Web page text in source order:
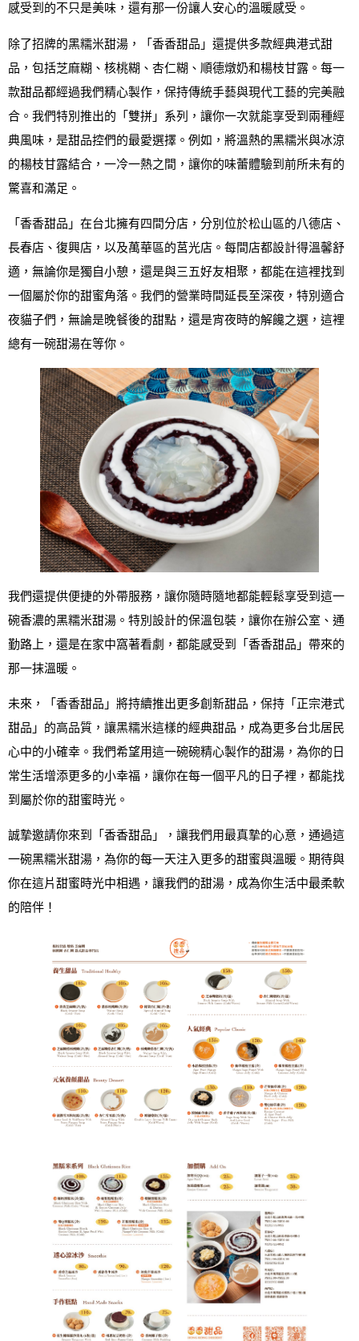
感受到的不只是美味，還有那一份讓人安心的溫暖感受。
除了招牌的黑糯米甜湯，「香香甜品」還提供多款經典港式甜
品，包括芝麻糊、核桃糊、杏仁糊、順德燉奶和楊枝甘露。每一
款甜品都經過我們精心製作，保持傳統手藝與現代工藝的完美融
合。我們特別推出的「雙拼」系列，讓你一次就能享受到兩種經
典風味，是甜品控們的最愛選擇。例如，將溫熱的黑糯米與冰涼
的楊枝甘露結合，一冷一熱之間，讓你的味蕾體驗到前所未有的
驚喜和滿足。
「香香甜品」在台北擁有四間分店，分別位於松山區的八德店、
長春店、復興店，以及萬華區的莒光店。每間店都設計得溫馨舒
適，無論你是獨自小憩，還是與三五好友相聚，都能在這裡找到
一個屬於你的甜蜜角落。我們的營業時間延長至深夜，特別適合
夜貓子們，無論是晚餐後的甜點，還是宵夜時的解饞之選，這裡
總有一碗甜湯在等你。
我們還提供便捷的外帶服務，讓你隨時隨地都能輕鬆享受到這一
碗香濃的黑糯米甜湯。特別設計的保溫包裝，讓你在辦公室、通
勤路上，還是在家中窩著看劇，都能感受到「香香甜品」帶來的
那一抹溫暖。
未來，「香香甜品」將持續推出更多創新甜品，保持「正宗港式
甜品」的高品質，讓黑糯米這樣的經典甜品，成為更多台北居民
心中的小確幸。我們希望用這一碗碗精心製作的甜湯，為你的日
常生活增添更多的小幸福，讓你在每一個平凡的日子裡，都能找
到屬於你的甜蜜時光。
誠摯邀請你來到「香香甜品」，讓我們用最真摯的心意，通過這
一碗黑糯米甜湯，為你的每一天注入更多的甜蜜與溫暖。期待與
你在這片甜蜜時光中相遇，讓我們的甜湯，成為你生活中最柔軟
的陪伴！